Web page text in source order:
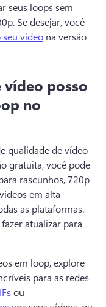
seus loops sem
Se desejar, você
vídeo na versão
posso
no
qualidade de vídeo
gratuita, você pode
rascunhos, 720p
em alta
atualizar para
em loop, explore
para as redes
ou